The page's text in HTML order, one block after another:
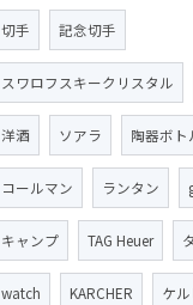
切手 記念切手
スワロフスキークリスタル
洋酒 ソアラ 陶器ボト
コールマン ランタン
キャンプ TAG Heuer
watch KARCHER ケ